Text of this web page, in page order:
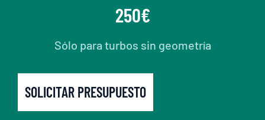
250€
Sólo para turbos sin geometría
SOLICITAR PRESUPUESTO